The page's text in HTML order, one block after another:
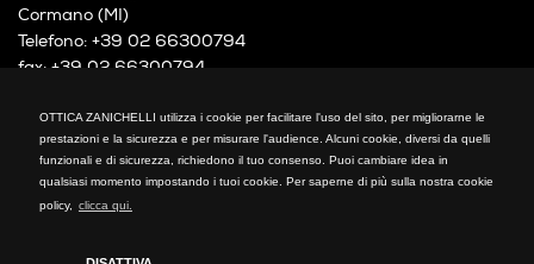
OTTICA ZANICHELLI utilizza i cookie per facilitare l'uso del sito, per migliorarne le
prestazioni e la sicurezza e per misurare l'audience. Alcuni cookie, diversi da quelli
funzionali e di sicurezza, richiedono il tuo consenso. Puoi cambiare idea in
qualsiasi momento impostando i tuoi cookie. Per saperne di più sulla nostra cookie
policy, clicca qui.
Cormano (MI)
Telefono: +39 02 66300794
fax: +39 02 66300794